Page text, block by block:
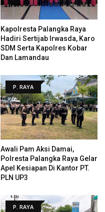
Kapolresta Palangka Raya
Hadiri Sertijab Irwasda, Karo
SDM Serta Kapolres Kobar
Dan Lamandau
P. RAYA
Awali Pam Aksi Damai,
Polresta Palangka Raya Gelar
Apel Kesiapan Di Kantor PT.
PLN UP3
P. RAYA